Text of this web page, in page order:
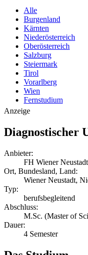
Alle
Burgenland
Kärnten
Niederösterreich
Oberösterreich
Salzburg
Steiermark
Tirol
Vorarlberg
Wien
Fernstudium
Anzeige
Diagnostischer
Anbieter:
FH Wiener Neustadt
Ort, Bundesland, Land:
Wiener Neustadt,
Typ:
berufsbegleitend
Abschluss:
M.Sc. (Master of
Dauer:
4 Semester